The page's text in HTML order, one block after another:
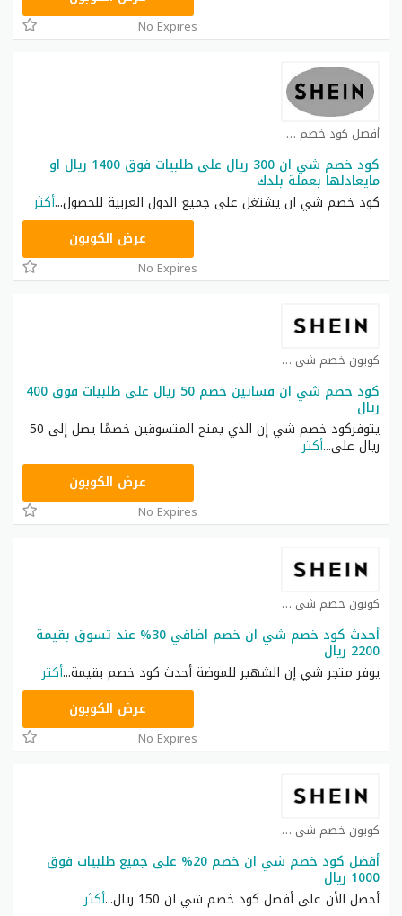
No Expires
أفضل كود خصم شي ان كوبون
كود خصم شي ان 300 ريال على طلبيات فوق 1400 ريال او
مايعادلها بعملة بلدك
كود خصم شي ان يشتغل على جميع الدول العربية للحصول...أكثر
عرض الكوبون
No Expires
كوبون خصم شي ان كوبون
كود خصم شي ان فساتين خصم 50 ريال على طلبيات فوق 400
ريال
يتوفركود خصم شي إن الذي يمنح المتسوقين خصمًا يصل إلى 50
ريال على...أكثر
عرض الكوبون
No Expires
كوبون خصم شي ان كوبون
أحدث كود خصم شي ان خصم اضافي 30% عند تسوق بقيمة
2200 ريال
يوفر متجر شي إن الشهير للموضة أحدث كود خصم بقيمة...أكثر
عرض الكوبون
No Expires
كوبون خصم شي ان كوبون
أفضل كود خصم شي ان خصم 20% على جميع طلبيات فوق
1000 ريال
أحصل الأن على أفضل كود خصم شي ان 150 ريال
...أكثر